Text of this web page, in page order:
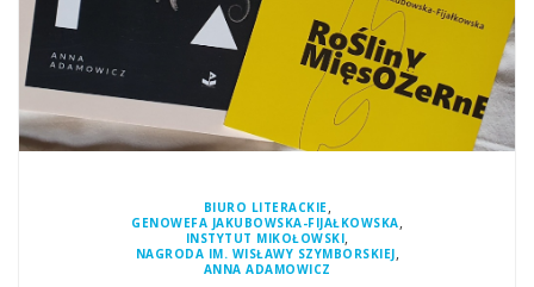
BIURO LITERACKIE,
GENOWEFA JAKUBOWSKA-FIJAŁKOWSKA,
INSTYTUT MIKOŁOWSKI,
NAGRODA IM. WISŁAWY SZYMBORSKIEJ,
ANNA ADAMOWICZ